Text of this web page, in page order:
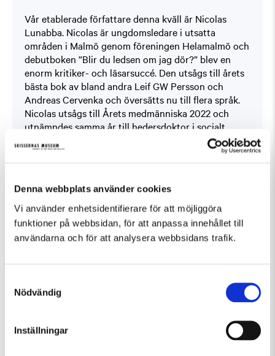
Denna webbplats använder cookies
Vi använder enhetsidentifierare för att möjliggöra
funktioner på webbsidan, för att anpassa innehållet till
användarna och för att analysera webbsidans trafik.
Nödvändig
Inställningar
Vår etablerade författare denna kväll är Nicolas
Lunabba. Nicolas är ungdomsledare i utsatta
områden i Malmö genom föreningen Helamalmö och
debutboken ”Blir du ledsen om jag dör?” blev en
enorm kritiker- och läsarsuccé. Den utsågs till årets
bästa bok av bland andra Leif GW Persson och
Andreas Cervenka och översätts nu till flera språk.
Nicolas utsågs till Årets medmänniska 2022 och
utnämndes samma år till hedersdoktor i socialt
Folkets hörna arrangeras med stöd av Region Skåne,
Kulturrådet och Lunds kommun.
Fler evenemang som passar Övrigt, Samtal